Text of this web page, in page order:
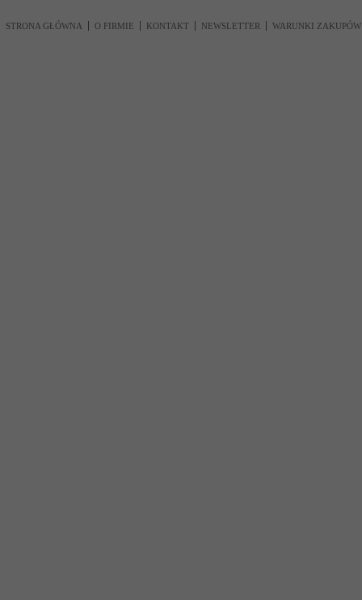
STRONA GŁÓWNA O FIRMIE KONTAKT NEWSLETTER WARUNKI ZAKUPÓW